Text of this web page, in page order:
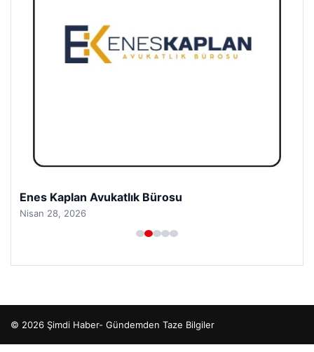
Enes Kaplan Avukatlık Bürosu
Nisan 28, 2026
© 2026 Şimdi Haber- Gündemden Taze Bilgiler